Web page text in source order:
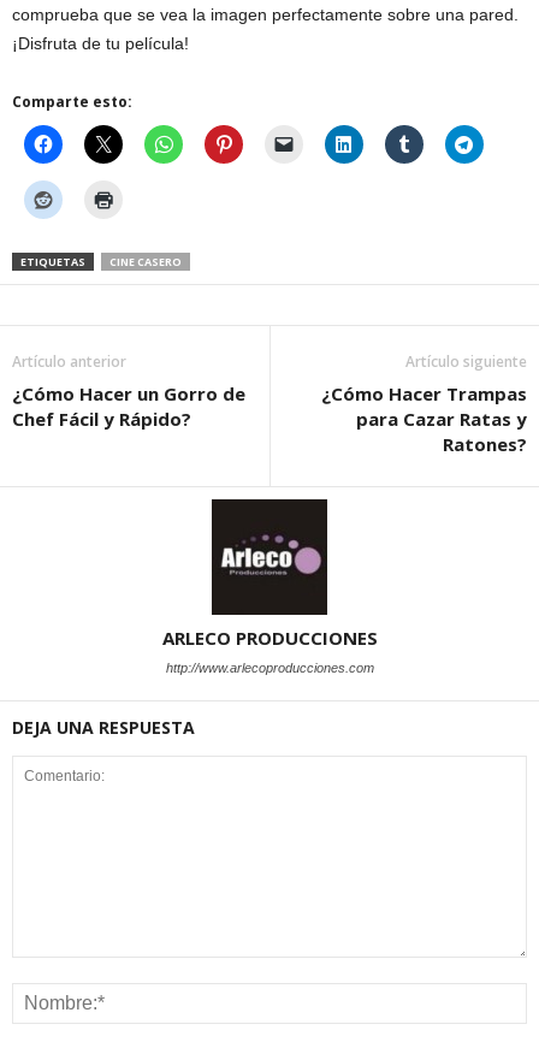
comprueba que se vea la imagen perfectamente sobre una pared.
¡Disfruta de tu película!
Comparte esto:
ETIQUETAS CINE CASERO
Artículo anterior
¿Cómo Hacer un Gorro de
Chef Fácil y Rápido?
Artículo siguiente
¿Cómo Hacer Trampas
para Cazar Ratas y
Ratones?
ARLECO PRODUCCIONES
http://www.arlecoproducciones.com
DEJA UNA RESPUESTA